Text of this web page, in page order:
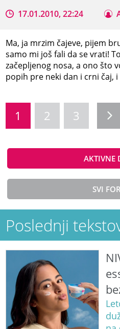
17.01.2010, 22:24
Ma, ja mrzim čajeve, pijem
samo mi još fali da se vrati!
začepljenog nosa, a ono što
popih pre neki dan i crni čaj,
1 2 3
AKTIVNE
SVI
Poslednji